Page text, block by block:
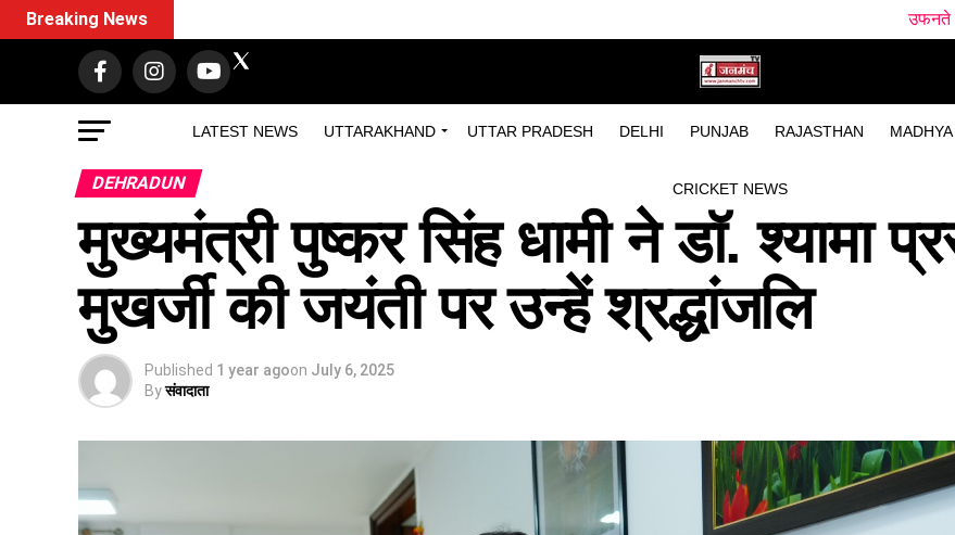
LATEST NEWS UTTARAKHAND UTTAR PRADESH DELHI PUNJAB RAJASTHAN
CRICKET NEWS
Breaking News उफनते गधेरे के पास मिला
DEHRADUN
मुख्यमंत्री पुष्कर सिंह धामी ने डॉ. श्यामा
मुखर्जी की जयंती पर उन्हें श्रद्धांजलि
Published 1 year agoon July 6, 2025
Byसंवादाता